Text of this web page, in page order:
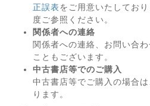
正誤表をご用意いたしてお
度ご参照ください。
関係者への連絡
関係者への連絡、お問い合
こともございます。
中古書店等でのご購入
中古書店等でご購入の場合
ります。